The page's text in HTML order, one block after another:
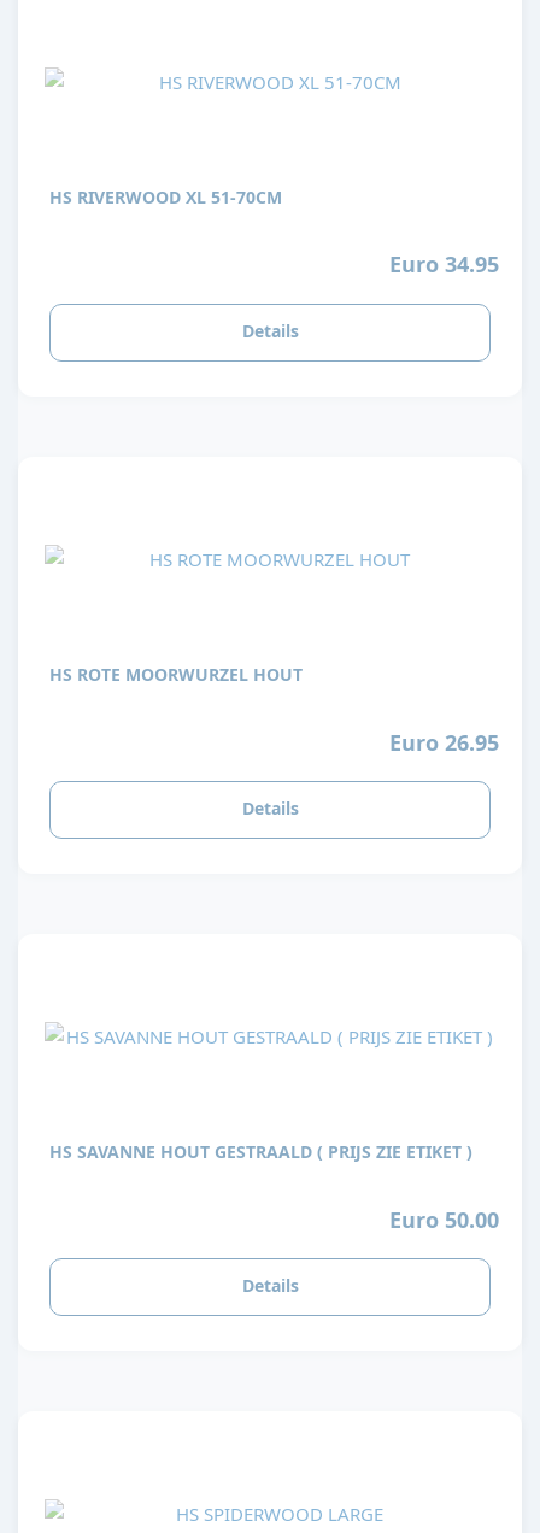
HS RIVERWOOD XL 51-70CM
Euro 34.95
Details
HS ROTE MOORWURZEL HOUT
Euro 26.95
Details
HS SAVANNE HOUT GESTRAALD ( PRIJS ZIE ETIKET )
Euro 50.00
Details